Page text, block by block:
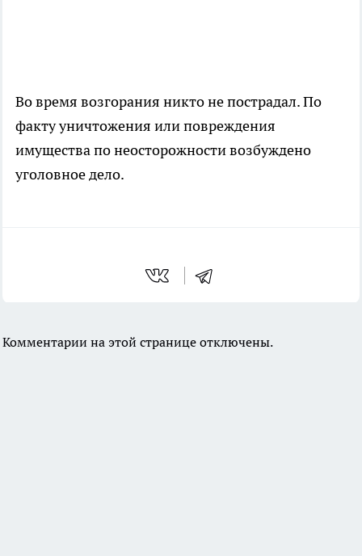
Во время возгорания никто не пострадал. По
факту уничтожения или повреждения
имущества по неосторожности возбуждено
уголовное дело.
Комментарии на этой странице отключены.